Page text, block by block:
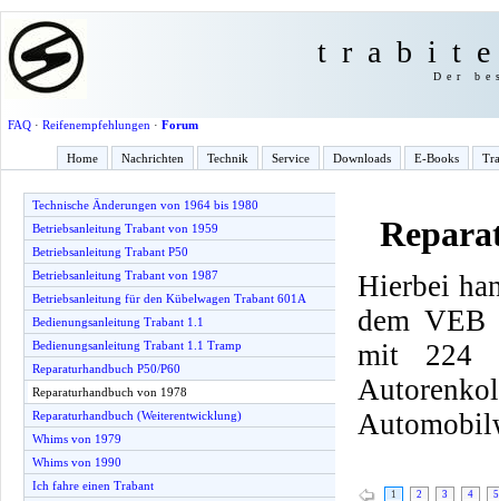
Der
FAQ· Reifenempfehlungen · Forum
Home Nachrichten Technik Service Downloads E-Books
Technische Änderungen von 1964 bis 1980
Betriebsanleitung Trabant von 1959
Betriebsanleitung Trabant P50
Betriebsanleitung Trabant von 1987
Betriebsanleitung für den Kübelwagen Trabant 601A
Bedienungsanleitung Trabant 1.1
Bedienungsanleitung Trabant 1.1 Tramp
Reparaturhandbuch P50/P60
Reparaturhandbuch von 1978
Reparaturhandbuch (Weiterentwicklung)
Whims von 1979
Whims von 1990
Ich fahre einen Trabant
Hierbei
dem VEB
mit 224
1 2 3 4 5